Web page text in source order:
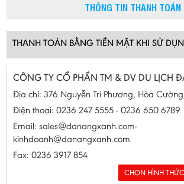
THÔNG TIN THANH TOÁN
THANH TOÁN BẰNG TIỀN MẶT KHI SỬ
CÔNG TY CỔ PHẦN TM & DV DU LỊCH
Địa chỉ: 376 Nguyễn Tri Phương, Hòa
Điện thoại: 0236 247 5555 - 0236 650 6789
Email: sales@danangxanh.com-
kinhdoanh@danangxanh.com
Fax: 0236 3917 854